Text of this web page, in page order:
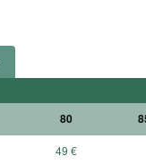
80
49 €